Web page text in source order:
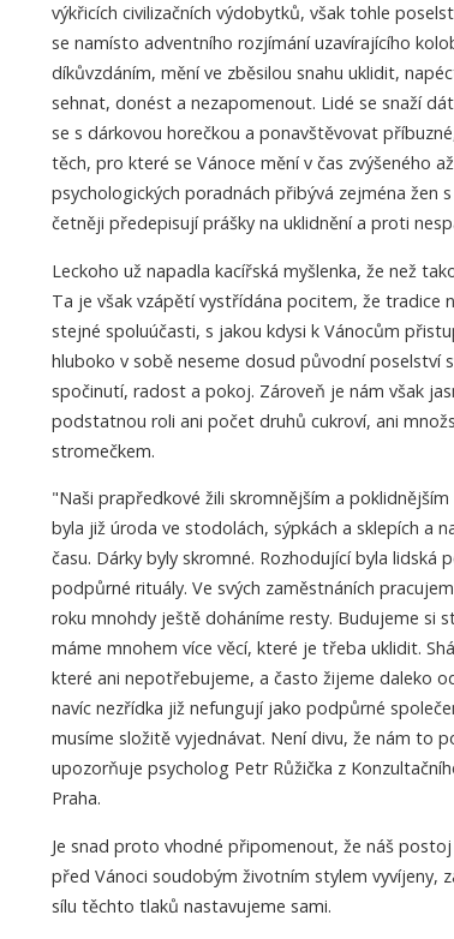
výkřicích civilizačních výdobytků, však tohle
se namísto adventního rozjímání uzavírajícího
díkůvzdáním, mění ve zběsilou snahu uklidit,
sehnat, donést a nezapomenout. Lidé se snaží
se s dárkovou horečkou a ponavštěvovat
těch, pro které se Vánoce mění v čas zvýšeného
psychologických poradnách přibývá zejména žen
četněji předepisují prášky na uklidnění a proti
Leckoho už napadla kacířská myšlenka, že než
Ta je však vzápětí vystřídána pocitem, že tradice
stejné spoluúčasti, s jakou kdysi k Vánocům
hluboko v sobě neseme dosud původní poselství
spočinutí, radost a pokoj. Zároveň je nám však
podstatnou roli ani počet druhů cukroví, ani
stromečkem.
"Naši prapředkové žili skromnějším a
byla již úroda ve stodolách, sýpkách a sklepích a
času. Dárky byly skromné. Rozhodující byla lidská
podpůrné rituály. Ve svých zaměstnáních
roku mnohdy ještě doháníme resty. Budujeme si
máme mnohem více věcí, které je třeba uklidit.
které ani nepotřebujeme, a často žijeme daleko
navíc nezřídka již nefungují jako podpůrné
musíme složitě vyjednávat. Není divu, že nám to
upozorňuje psycholog Petr Růžička z
Praha.
Je snad proto vhodné připomenout, že náš
před Vánoci soudobým životním stylem vyvíjeny,
sílu těchto tlaků nastavujeme sami.